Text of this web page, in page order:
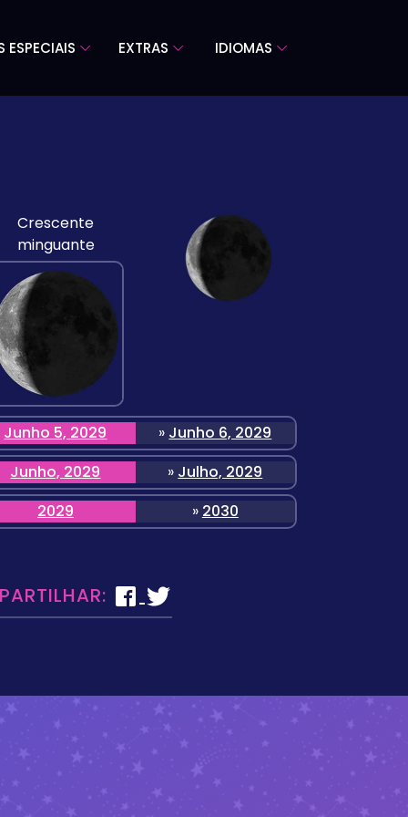
ESPECIAIS EXTRAS IDIOMAS
Crescente
minguante
Junho 5, 2029 » Junho 6, 2029
Junho, 2029
» Julho, 2029
2029
» 2030